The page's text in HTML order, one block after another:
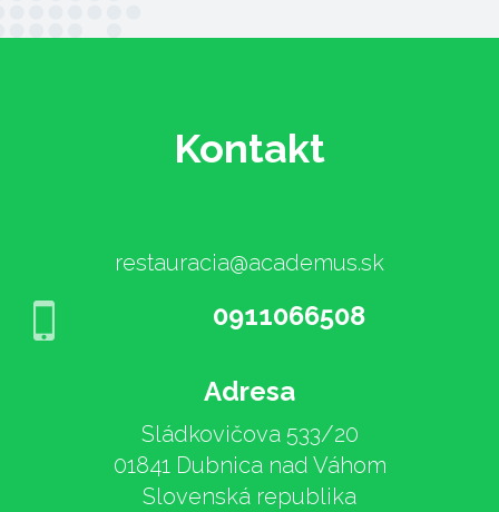
Kontakt
restauracia@academus.sk
0911066508
Adresa
Sládkovičova 533/20
01841 Dubnica nad Váhom
Slovenská republika